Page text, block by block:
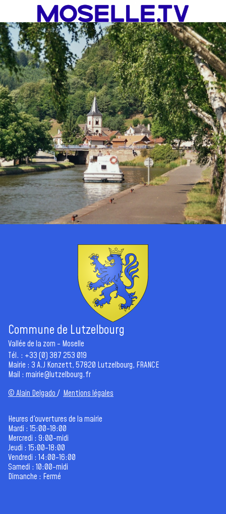
Commune de Lutzelbourg
Vallée de la zorn - Moselle
Tél. : +33 (0) 387 253 019
Mairie : 3 A.J Konzett, 57820 Lutzelbourg, FRANCE
Mail : mairie@lutzelbourg.fr
© Alain Delgado/ Mentions légales
Heures d'ouvertures de la mairie
Mardi : 15:00-18:00
Mercredi : 9:00-midi
Jeudi : 15:00-18:00
Vendredi : 14:00-16:00
Samedi : 10:00-midi
Dimanche : Fermé